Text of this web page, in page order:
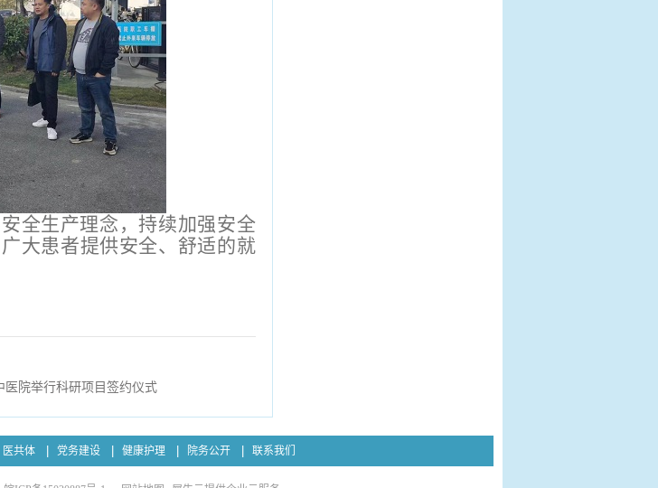
全生产理念，持续加强安全
大患者提供安全、舒适的就
院举行科研项目签约仪式
医共体 党务建设 健康护理 院务公开 联系我们